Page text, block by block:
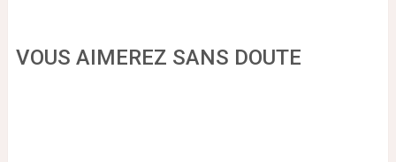
VOUS AIMEREZ SANS DOUTE